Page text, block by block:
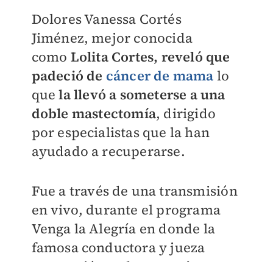
Dolores Vanessa Cortés
Jiménez, mejor conocida
como Lolita Cortes, reveló que
padeció de cáncer de mama lo
quela llevó a someterse a una
doble mastectomía, dirigido
por especialistas que la han
ayudado a recuperarse.
Fue a través de una transmisión
en vivo, durante el programa
Venga la Alegría en donde la
famosa conductora y jueza